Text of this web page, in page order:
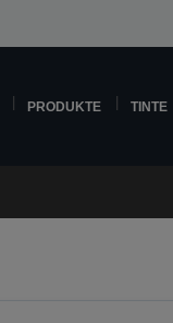
PRODUKTE TINTE